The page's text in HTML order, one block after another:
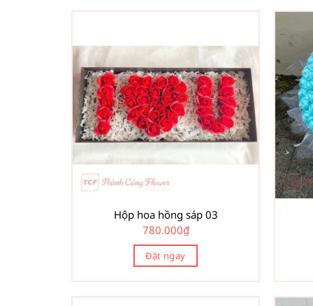
Hộp hoa hồng sáp 03
780.000₫
Đặt ngay